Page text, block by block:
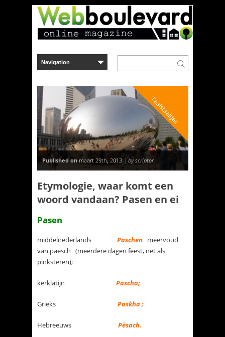
Taalstaaltjes
Published on maart 29th, 2013 | by scriptor
Etymologie, waar komt een
woord vandaan? Pasen en ei
Pasen
middelnederlands Paschen meervoud
van paesch (meerdere dagen feest, net als
pinksteren);
kerklatijn Pascha;
Grieks Paskha ;
Hebreeuws Pèsach.